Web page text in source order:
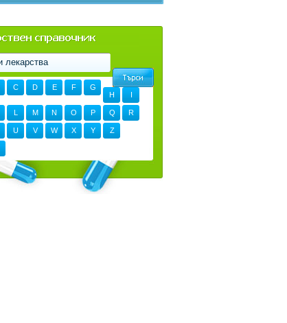
C D E F
G
H
I
L M N O P Q R
U V W X Y Z